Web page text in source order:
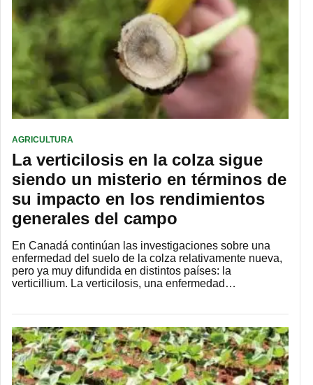
AGRICULTURA
La verticilosis en la colza sigue
siendo un misterio en términos de
su impacto en los rendimientos
generales del campo
En Canadá continúan las investigaciones sobre una
enfermedad del suelo de la colza relativamente nueva,
pero ya muy difundida en distintos países: la
verticillium. La verticilosis, una enfermedad…